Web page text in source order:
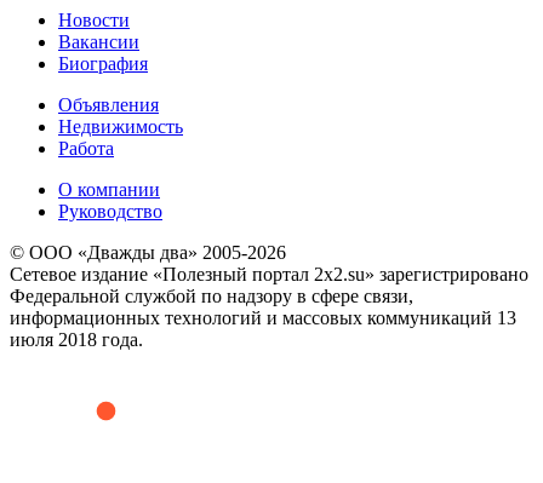
Новости
Вакансии
Биография
Объявления
Недвижимость
Работа
О компании
Руководство
© ООО «Дважды два» 2005-2026
Сетевое издание «Полезный портал 2x2.su» зарегистрировано
Федеральной службой по надзору в сфере связи,
информационных технологий и массовых коммуникаций 13
июля 2018 года.